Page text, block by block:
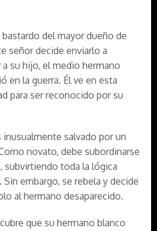
bastardo del mayor dueño de
señor decide enviarlo a
a su hijo, el medio hermano
en la guerra. Él ve en esta
para ser reconocido por su
inusualmente salvado por un
novato, debe subordinarse
subvirtiendo toda la lógica
embargo, se rebela y decide
al hermano desaparecido.
que su hermano blanco